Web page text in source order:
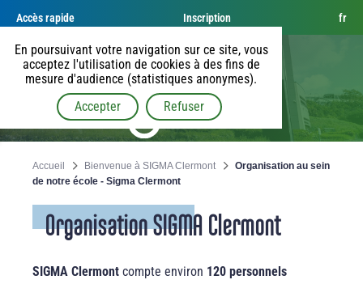
En poursuivant votre navigation sur ce site, vous
acceptez l'utilisation de cookies à des fins de
mesure d'audience (statistiques anonymes).
Accepter
Refuser
Accès rapide Inscription fr
Accueil Bienvenue à SIGMA Clermont
Organisation au sein
de notre école - Sigma Clermont
Organisation SIGMA Clermont
SIGMA Clermont compte environ 120 personnels